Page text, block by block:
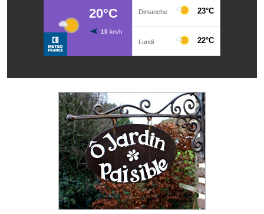
Services publics communaux
Démarches administratives
Biens à louer
Terrains et maisons à vendre
Etablissements scolaires
Equipements sportifs
Bibliothèque